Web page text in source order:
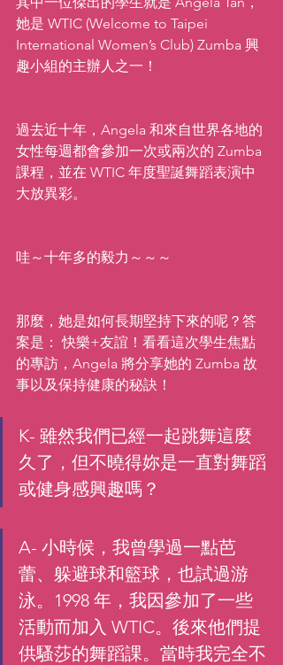
她是 WTIC (Welcome to Taipei
International Women’s Club) Zumba 興
趣小組的主辦人之一！
過去近十年，Angela 和來自世界各地的
女性每週都會參加一次或兩次的 Zumba
課程，並在 WTIC 年度聖誕舞蹈表演中
大放異彩。
哇～十年多的毅力～～～
那麼，她是如何長期堅持下來的呢？答
案是： 快樂+友誼！看看這次學生焦點
的專訪，Angela 將分享她的 Zumba 故
事以及保持健康的秘訣！
K- 雖然我們已經一起跳舞這麼
久了，但不曉得妳是一直對舞蹈
或健身感興趣嗎？
A- 小時候，我曾學過一點芭
蕾、躲避球和籃球，也試過游
泳。1998 年，我因參加了一些
活動而加入 WTIC。後來他們提
供騷莎的舞蹈課。當時我完全不